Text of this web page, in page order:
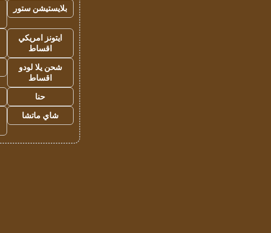
بلايستيشن ستور
ايتونز امريكي
اقساط
شحن يلا لودو
اقساط
حنا
شاي ماتشا